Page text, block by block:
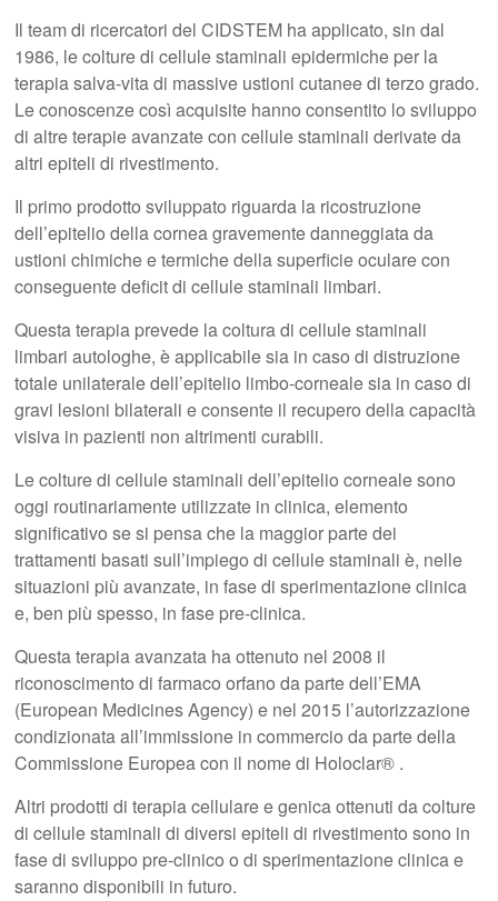
Il team di ricercatori del CIDSTEM ha applicato, sin dal
1986, le colture di cellule staminali epidermiche per la
terapia salva-vita di massive ustioni cutanee di terzo grado.
Le conoscenze così acquisite hanno consentito lo sviluppo
di altre terapie avanzate con cellule staminali derivate da
altri epiteli di rivestimento.
Il primo prodotto sviluppato riguarda la ricostruzione
dell’epitelio della cornea gravemente danneggiata da
ustioni chimiche e termiche della superficie oculare con
conseguente deficit di cellule staminali limbari.
Questa terapia prevede la coltura di cellule staminali
limbari autologhe, è applicabile sia in caso di distruzione
totale unilaterale dell’epitelio limbo-corneale sia in caso di
gravi lesioni bilaterali e consente il recupero della capacità
visiva in pazienti non altrimenti curabili.
Le colture di cellule staminali dell’epitelio corneale sono
oggi routinariamente utilizzate in clinica, elemento
significativo se si pensa che la maggior parte dei
trattamenti basati sull’impiego di cellule staminali è, nelle
situazioni più avanzate, in fase di sperimentazione clinica
e, ben più spesso, in fase pre-clinica.
Questa terapia avanzata ha ottenuto nel 2008 il
riconoscimento di farmaco orfano da parte dell’EMA
(European Medicines Agency) e nel 2015 l’autorizzazione
condizionata all’immissione in commercio da parte della
Commissione Europea con il nome di Holoclar® .
Altri prodotti di terapia cellulare e genica ottenuti da colture
di cellule staminali di diversi epiteli di rivestimento sono in
fase di sviluppo pre-clinico o di sperimentazione clinica e
saranno disponibili in futuro.